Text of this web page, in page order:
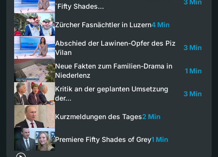
`Fifty Shades…
Zürcher Fasnächtler in Luzern4 Min
Abschied der Lawinen-Opfer des Piz
Vilan
3 Min
Neue Fakten zum Familien-Drama in
Niederlenz
1 Min
Kritik an der geplanten Umsetzung
der…
3 Min
Kurzmeldungen des Tages2 Min
Premiere Fifty Shades of Grey1 Min